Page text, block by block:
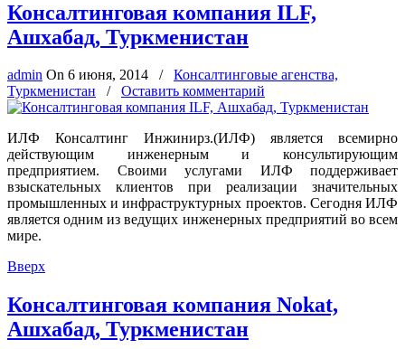
Консалтинговая компания ILF,
Ашхабад, Туркменистан
admin On 6 июня, 2014 /
Консалтинговые агенства,
Туркменистан
/ Оставить комментарий
ИЛФ Консалтинг Инжинирз.(ИЛФ) является всемирно
действующим инженерным и консультирующим
предприятием. Своими услугами ИЛФ поддерживает
взыскательных клиентов при реализации значительных
промышленных и инфраструктурных проектов. Сегодня ИЛФ
является одним из ведущих инженерных предприятий во всем
мире.
Вверх
Консалтинговая компания Nokat,
Ашхабад, Туркменистан